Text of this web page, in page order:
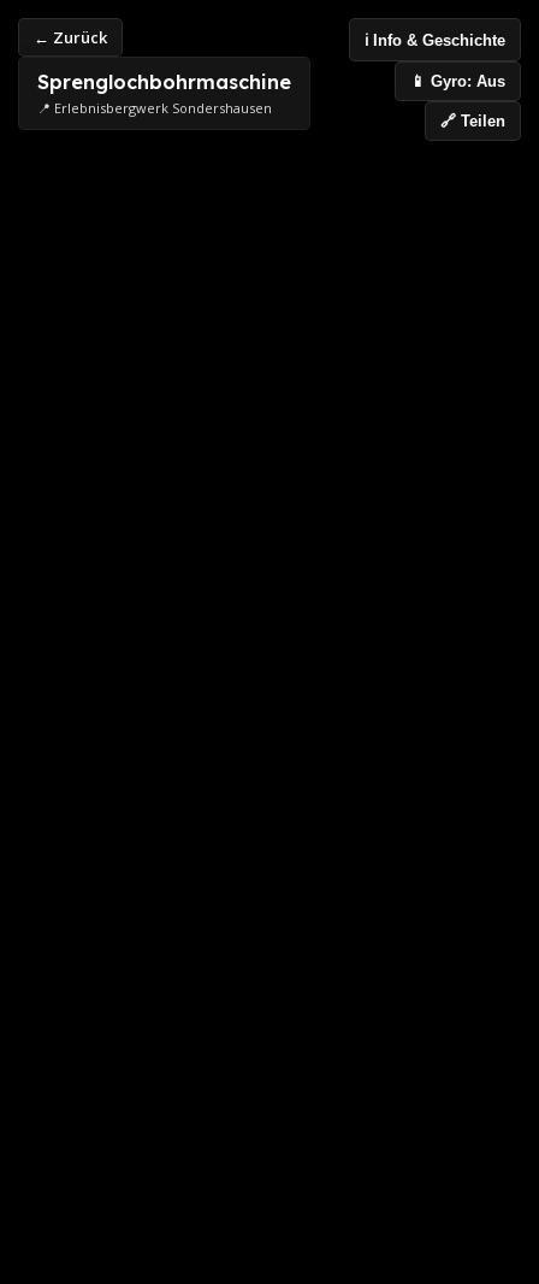
← Zurück
Sprenglochbohrmaschine
📍 Erlebnisbergwerk Sondershausen
ℹ️ Info & Geschichte
📱 Gyro: Aus
🔗 Teilen